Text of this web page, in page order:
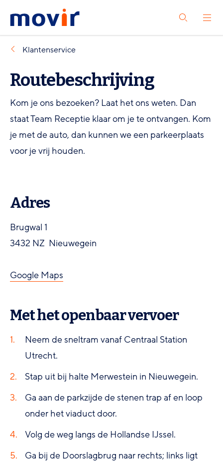
Spring
naar
hoofdinhoud
Spring
naar
footernavigatie
Movir
Ga
de
Zoeken
Open
menu
Klantenservice
Routebeschrijving
Kom je ons bezoeken? Laat het ons weten. Dan
staat Team Receptie klaar om je te ontvangen. Kom
je met de auto, dan kunnen we een parkeerplaats
voor je vrij houden.
Adres
Brugwal 1
3432 NZ Nieuwegein
Google Maps
Met het openbaar vervoer
Neem de sneltram vanaf Centraal Station
Utrecht.
Stap uit bij halte Merwestein in Nieuwegein.
Ga aan de parkzijde de stenen trap af en loop
onder het viaduct door.
Volg de weg langs de Hollandse IJssel.
Ga bij de Doorslagbrug naar rechts; links ligt